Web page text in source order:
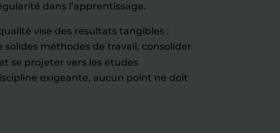
dans l’apprentissage.
vise des résultats tangibles :
solides méthodes de travail, consolider
se projeter vers les études
exigeante, aucun point ne doit